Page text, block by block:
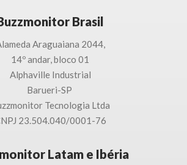
Brasil
Araguaiana 2044,
14º andar, bloco 01
Alphaville Industrial
Barueri-SP
Tecnologia Ltda
23.504.040/0001-76
Latam e Ibéria